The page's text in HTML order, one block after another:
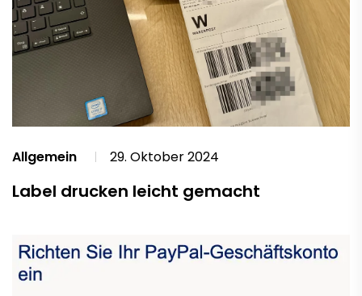
Allgemein 29. Oktober 2024
Label drucken leicht gemacht